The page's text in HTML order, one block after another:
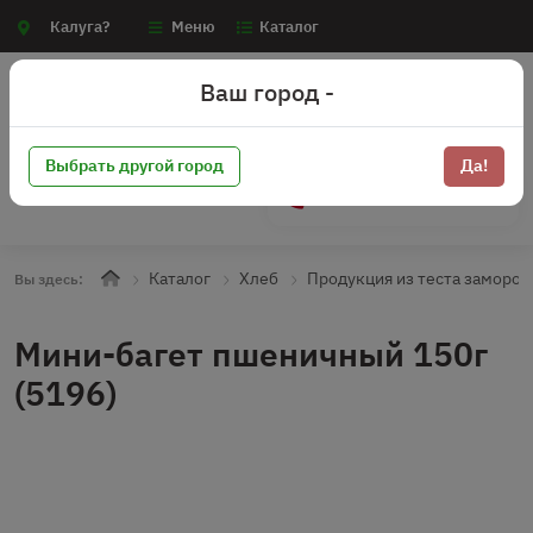
Калуга? Меню Каталог
Вы здесь: Каталог Хлеб Продукция из теста
Мини-багет пшеничный 150г
(5196)
Ваш город -
Выбрать другой город Да!